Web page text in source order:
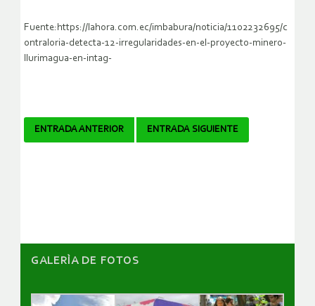
Fuente:https://lahora.com.ec/imbabura/noticia/1102232695/c
ontraloria-detecta-12-irregularidades-en-el-proyecto-minero-
llurimagua-en-intag-
Navegador
ENTRADA ANTERIOR ENTRADA SIGUIENTE
GALERÌA DE FOTOS